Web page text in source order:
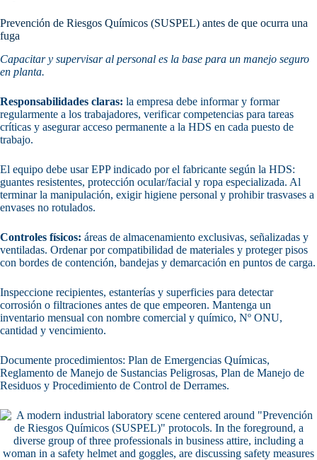
Prevención de Riesgos Químicos (SUSPEL) antes de que ocurra una
fuga
Capacitar y supervisar al personal es la base para un manejo seguro
en planta.
Responsabilidades claras: la empresa debe informar y formar
regularmente a los trabajadores, verificar competencias para tareas
críticas y asegurar acceso permanente a la HDS en cada puesto de
trabajo.
El equipo debe usar EPP indicado por el fabricante según la HDS:
guantes resistentes, protección ocular/facial y ropa especializada. Al
terminar la manipulación, exigir higiene personal y prohibir trasvases a
envases no rotulados.
Controles físicos: áreas de almacenamiento exclusivas, señalizadas y
ventiladas. Ordenar por compatibilidad de materiales y proteger pisos
con bordes de contención, bandejas y demarcación en puntos de carga.
Inspeccione recipientes, estanterías y superficies para detectar
corrosión o filtraciones antes de que empeoren. Mantenga un
inventario mensual con nombre comercial y químico, Nº ONU,
cantidad y vencimiento.
Documente procedimientos: Plan de Emergencias Químicas,
Reglamento de Manejo de Sustancias Peligrosas, Plan de Manejo de
Residuos y Procedimiento de Control de Derrames.